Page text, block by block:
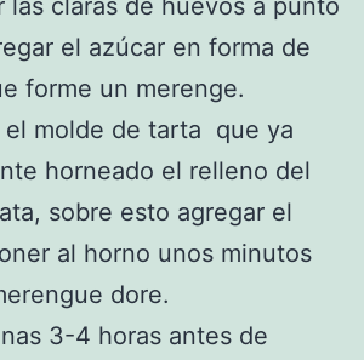
el azúcar en forma de
forme un merenge.
el molde de tarta que ya
horneado el relleno del
sobre esto agregar el
al horno unos minutos
dore.
3-4 horas antes de